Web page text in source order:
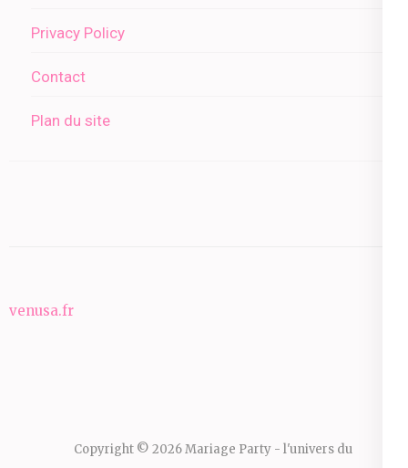
Privacy Policy
Contact
Plan du site
venusa.fr
Copyright © 2026Mariage Party - l'univers du